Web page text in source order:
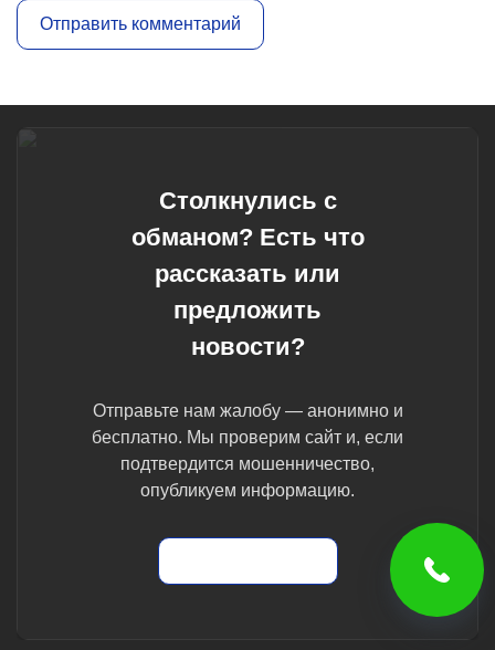
Столкнулись с
обманом? Есть что
рассказать или
предложить
новости?
Отправьте нам жалобу — анонимно и
бесплатно. Мы проверим сайт и, если
подтвердится мошенничество,
опубликуем информацию.